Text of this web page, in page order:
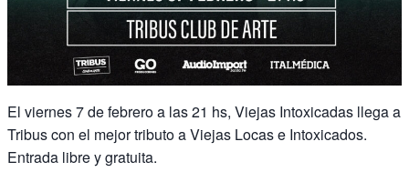
El viernes 7 de febrero a las 21 hs, Viejas Intoxicadas llega a
Tribus con el mejor tributo a Viejas Locas e Intoxicados.
Entrada libre y gratuita.